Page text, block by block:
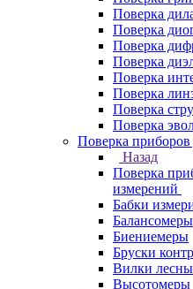
Поверка
Поверка
Поверка
Поверка
Поверка
Поверка
Поверка
Поверка
Поверка
Назад
Поверка
измерений
Бабки
Балансомеры
Биениемеры
Бруски
Вилки
Высотомеры